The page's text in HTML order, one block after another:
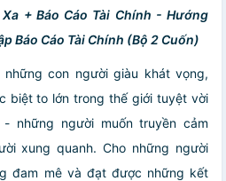
+ Báo Cáo Tài Chính - Hướng
Báo Cáo Tài Chính (Bộ 2 Cuốn)
con người giàu khát vọng,
biệt to lớn trong thế giới tuyệt vời
những người muốn truyền cảm
xung quanh. Cho những người
đam mê và đạt được những kết